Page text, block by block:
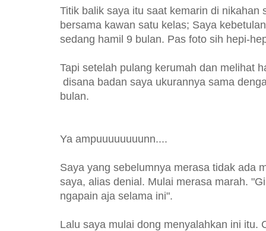
Titik balik saya itu saat kemarin di nikahan
bersama kawan satu kelas; Saya
sedang hamil 9 bulan. Pas foto sih hepi-
Tapi setelah pulang kerumah dan melihat
disana badan saya ukurannya sama
bulan.
Ya ampuuuuuuuunn....
Saya yang sebelumnya merasa tidak ada
saya, alias denial. Mulai merasa marah.
ngapain aja selama ini".
Lalu saya mulai dong menyalahkan ini itu.